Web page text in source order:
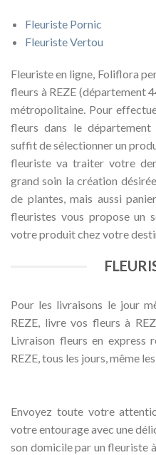
Fleuriste Pornic
Fleuriste Vertou
Fleuriste en ligne, Foliflora
fleurs à REZE (département
métropolitaine. Pour
fleurs dans le
suffit de sélectionner un
fleuriste va traiter votre
grand soin la création
de plantes, mais aussi
fleuristes vous propose un
votre produit chez votre
Pour les livraisons le jour
REZE, livre vos fleurs à
Livraison fleurs en express
REZE, tous les jours, même
Envoyez toute votre
votre entourage avec une
son domicile par un fleuriste